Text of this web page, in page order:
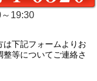
19:30
下記フォームよりお
等についてご連絡さ